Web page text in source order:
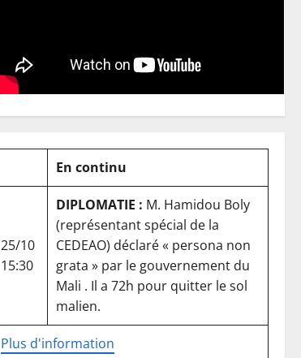
En continu
Plus d'information
25/10
15:30
DIPLOMATIE : M. Hamidou Boly
(représentant spécial de la
CEDEAO) déclaré « persona non
grata » par le gouvernement du
Mali . Il a 72h pour quitter le sol
malien.